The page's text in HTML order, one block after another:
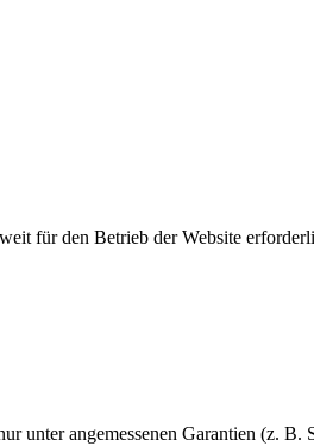
für den Betrieb der Website
unter angemessenen Garantien (z. B.